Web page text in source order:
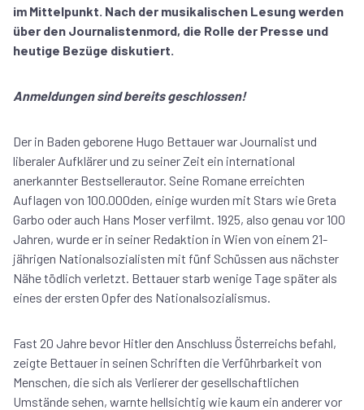
im Mittelpunkt. Nach der musikalischen Lesung werden
über den Journalistenmord, die Rolle der Presse und
heutige Bezüge diskutiert.
Anmeldungen sind bereits geschlossen!
Der in Baden geborene Hugo Bettauer war Journalist und
liberaler Aufklärer und zu seiner Zeit ein international
anerkannter Bestsellerautor. Seine Romane erreichten
Auflagen von 100.000den, einige wurden mit Stars wie Greta
Garbo oder auch Hans Moser verfilmt. 1925, also genau vor 100
Jahren, wurde er in seiner Redaktion in Wien von einem 21-
jährigen Nationalsozialisten mit fünf Schüssen aus nächster
Nähe tödlich verletzt. Bettauer starb wenige Tage später als
eines der ersten Opfer des Nationalsozialismus.
Fast 20 Jahre bevor Hitler den Anschluss Österreichs befahl,
zeigte Bettauer in seinen Schriften die Verführbarkeit von
Menschen, die sich als Verlierer der gesellschaftlichen
Umstände sehen, warnte hellsichtig wie kaum ein anderer vor